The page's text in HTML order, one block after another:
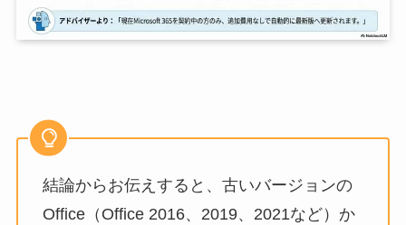
結論からお伝えすると、古いバージョンの
Office（Office 2016、2019、2021など）か